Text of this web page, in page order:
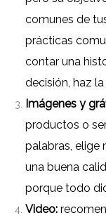
comunes de
prácticas
contar una
decisión, haz
Imágenes y
productos o
palabras, elige
una buena
porque todo
Video: